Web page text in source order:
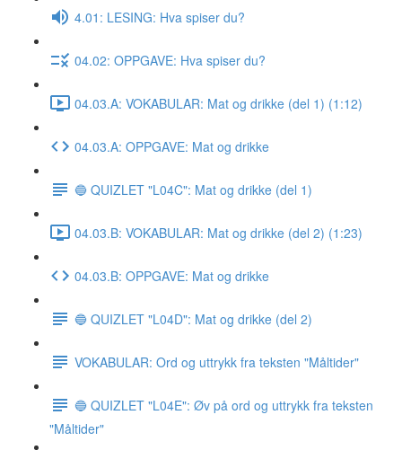
4.01: LESING: Hva spiser du?
04.02: OPPGAVE: Hva spiser du?
04.03.A: VOKABULAR: Mat og drikke (del 1) (1:12)
04.03.A: OPPGAVE: Mat og drikke
🔵 QUIZLET "L04C": Mat og drikke (del 1)
04.03.B: VOKABULAR: Mat og drikke (del 2) (1:23)
04.03.B: OPPGAVE: Mat og drikke
🔵 QUIZLET "L04D": Mat og drikke (del 2)
VOKABULAR: Ord og uttrykk fra teksten "Måltider"
🔵 QUIZLET "L04E": Øv på ord og uttrykk fra teksten
"Måltider"